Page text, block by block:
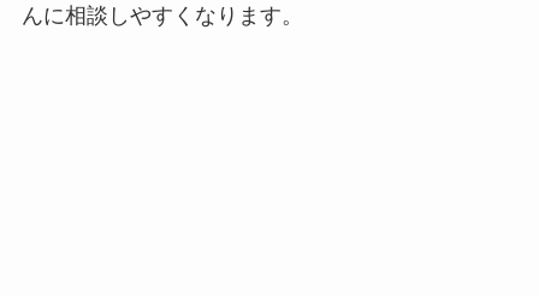
んに相談しやすくなります。